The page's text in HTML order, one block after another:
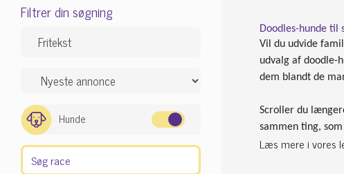
Filtrer din søgning
Hunde
Doodles-hunde til
Vil du udvide
udvalg af doodle-
dem blandt de
Scroller du
sammen ting,
Læs mere i vores